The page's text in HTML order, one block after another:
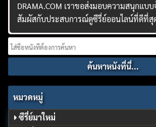
DRAMA.COM เราขอส่งมอบความสนุกแบ
สัมผัสกับประสบการณ์ดูซีรี่ย์ออนไลน์ที่ดีที่สุ
Search
for:
หมวดหมู่
ซีรี่ย์มาใหม่